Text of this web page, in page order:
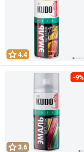
4.4
-9%
3.6